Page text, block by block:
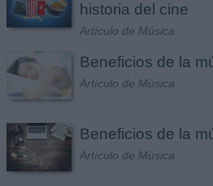
historia del cine
Artículo de Música
Beneficios de la
Artículo de Música
Beneficios de la
Artículo de Música